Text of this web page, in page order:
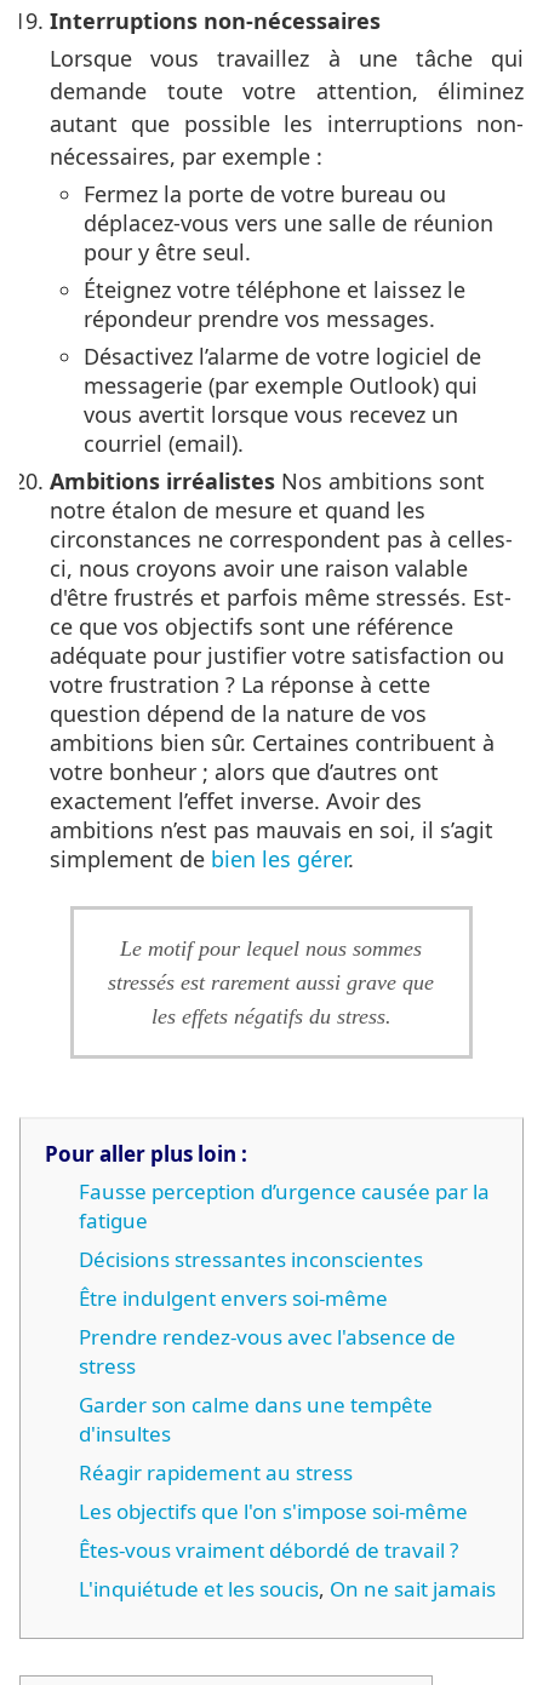
Interruptions non-nécessaires
Lorsque vous travaillez à une tâche qui
demande toute votre attention, éliminez
autant que possible les interruptions non-
nécessaires, par exemple :
Fermez la porte de votre bureau ou
déplacez-vous vers une salle de réunion
pour y être seul.
Éteignez votre téléphone et laissez le
répondeur prendre vos messages.
Désactivez l’alarme de votre logiciel de
messagerie (par exemple Outlook) qui
vous avertit lorsque vous recevez un
courriel (email).
Ambitions irréalistes Nos ambitions sont
notre étalon de mesure et quand les
circonstances ne correspondent pas à celles-
ci, nous croyons avoir une raison valable
d'être frustrés et parfois même stressés. Est-
ce que vos objectifs sont une référence
adéquate pour justifier votre satisfaction ou
votre frustration ? La réponse à cette
question dépend de la nature de vos
ambitions bien sûr. Certaines contribuent à
votre bonheur ; alors que d’autres ont
exactement l’effet inverse. Avoir des
ambitions n’est pas mauvais en soi, il s’agit
simplement de bien les gérer.
Le motif pour lequel nous sommes
stressés est rarement aussi grave que
les effets négatifs du stress.
Pour aller plus loin :
Fausse perception d’urgence causée par la
fatigue
Décisions stressantes inconscientes
Être indulgent envers soi-même
Prendre rendez-vous avec l'absence de
stress
Garder son calme dans une tempête
d'insultes
Réagir rapidement au stress
Les objectifs que l'on s'impose soi-même
Êtes-vous vraiment débordé de travail ?
L'inquiétude et les soucis, On ne sait jamais